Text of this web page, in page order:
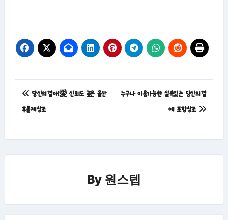
글
탐
당신의곁애愛 신뢰도 높은 울산
후불제상조
누구나 이용가능한 실속있는 당신의곁
애 포항상조
By 원스텝